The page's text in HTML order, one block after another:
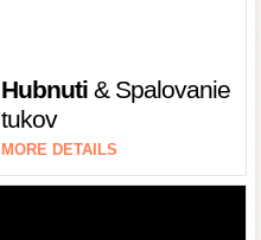
Hubnuti& Spalovanie
tukov
MORE DETAILS